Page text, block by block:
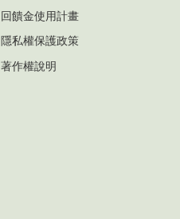
回饋金使用計畫
隱私權保護政策
著作權說明